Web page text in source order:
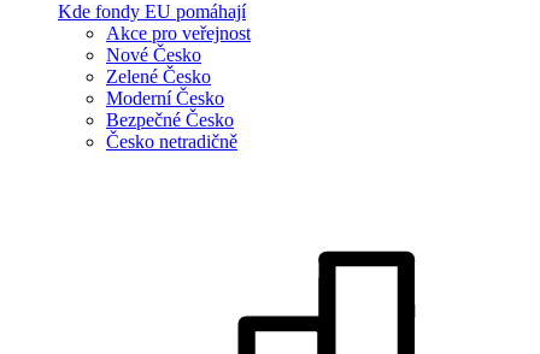
Kde fondy EU pomáhají
Akce pro veřejnost
Nové Česko
Zelené Česko
Moderní Česko
Bezpečné Česko
Česko netradičně